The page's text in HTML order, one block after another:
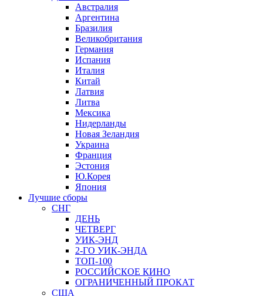
Австралия
Аргентина
Бразилия
Великобритания
Германия
Испания
Италия
Китай
Латвия
Литва
Мексика
Нидерланды
Новая Зеландия
Украина
Франция
Эстония
Ю.Корея
Япония
Лучшие сборы
СНГ
ДЕНЬ
ЧЕТВЕРГ
УИК-ЭНД
2-ГО УИК-ЭНДА
ТОП-100
РОССИЙСКОЕ КИНО
ОГРАНИЧЕННЫЙ ПРОКАТ
США